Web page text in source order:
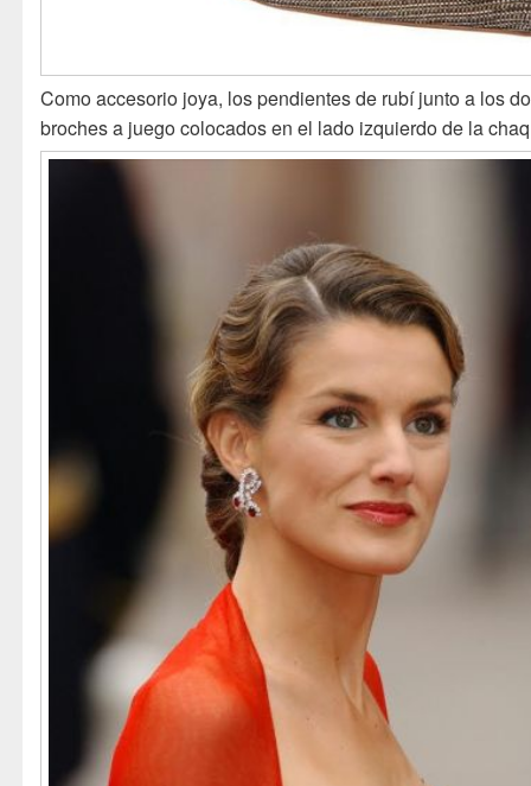
Como accesorio joya, los pendientes de rubí junto a los
broches a juego colocados en el lado izquierdo de la